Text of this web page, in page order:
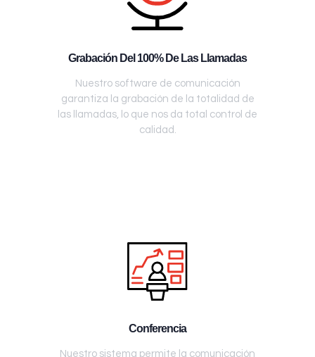
Grabación Del 100% De Las Llamadas
Nuestro software de comunicación
garantiza la grabación de la totalidad de
las llamadas, lo que nos da total control de
calidad.
Conferencia
Nuestro sistema permite la comunicación